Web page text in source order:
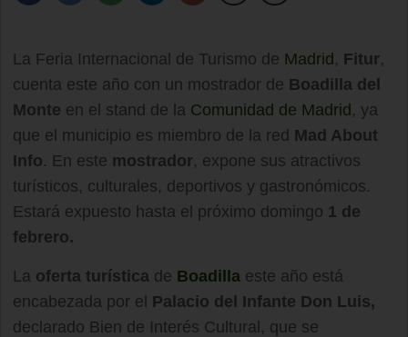
La Feria Internacional de Turismo de Madrid , Fitur,
cuenta este año con un mostrador de Boadilla del
Monte en el stand de la Comunidad de Madrid , ya
que el municipio es miembro de la red Mad About
Info. En este mostrador, expone sus atractivos
turísticos, culturales, deportivos y gastronómicos.
Estará expuesto hasta el próximo domingo 1 de
febrero.
La oferta turística de Boadilla este año está
encabezada por el Palacio del Infante Don Luis,
declarado Bien de Interés Cultural, que se